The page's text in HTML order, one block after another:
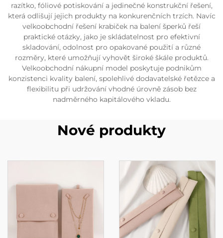
razítko, fóliové potiskování a jedinečné konstrukční řešení,
která odlišují jejich produkty na konkurenčních trzích. Navíc
velkoobchodní řešení krabiček na balení šperků řeší
praktické otázky, jako je skládatelnost pro efektivní
skladování, odolnost pro opakované použití a různé
rozměry, které umožňují vyhovět široké škále produktů.
Velkoobchodní nákupní model poskytuje podnikům
konzistenci kvality balení, spolehlivé dodavatelské řetězce a
flexibilitu při udržování vhodné úrovně zásob bez
nadměrného kapitálového vkladu.
Nové produkty